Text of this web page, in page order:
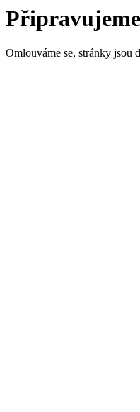
Omlouváme se, stránky jsou